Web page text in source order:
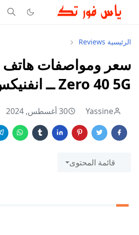
الرئيسية Reviews
Zero 40 5G ــ انفنيكس ما هذا...؟
Yassine 30 أغسطس, 2024
قائمة المحتوى